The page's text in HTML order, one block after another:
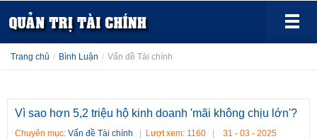
Trang chủ / Bình Luận / Vấn đề Tài chính
Vì sao hơn 5,2 triệu hộ kinh doanh 'mãi không chịu lớn'?
Chuyên mục: Vấn đề Tài chính Lượt xem: 1160 31 - 03 - 2025